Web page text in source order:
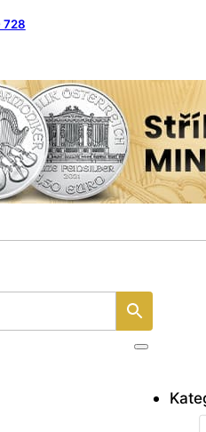
728